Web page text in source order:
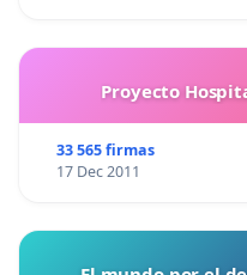
Proyecto
33 565 firmas
17 Dec 2011